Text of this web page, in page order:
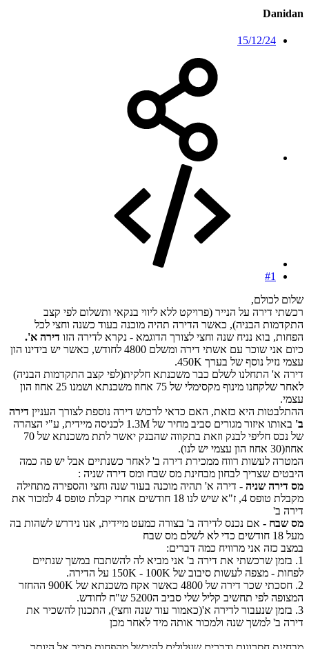
Danidan
15/12/24
#1
שלום לכולם,
רכשתי דירה על הנייר (פרויקט ללא ליווי בנקאי ותשלום לפי קצב
התקדמות הבניה), כאשר הדירה תהיה מוכנה בעוד כשנה וחצי לכל
הפחות, בוא נניח שנה וחצי לצורך הדוגמא - נקרא לדירה הזו דירה א'.
כיום אני שוכר עם אשתי דירה ומשלם 4800 לחודש, כאשר יש בידינו הון
עצמי נזיל נוסף של בערך 450K.
דירה א' התחלנו לשלם כבר משכנתא חלקית(לפי קצב התקדמות הבניה)
לאחר שלקחנו מינוף מקסימלי של 75 אחוז משכנתא ושמנו 25 אחוז הון
עצמי.
ההתלבטות היא כזאת, האם כדאי לרכוש דירה נוספת לצורך העניין דירה
ב'
באותו איזור מגורים סביב מחיר של 1.3M לכניסה מיידית, ע"י הצהרה
של נכס חליפי לבנק וזאת בתקווה שהבנק יאשר לתת משכנתא של 70
אחוז(30 אחוז הון עצמי יש לנו).
המטרה לעשות רווח ממכירת דירה ב' לאחר כשנתיים אבל יש פה כמה
היבטים שצריך לבחון מבחינת מס שבח ומס דירה שניה :
מס דירה שניה - דירה א' תהיה מוכנה בעוד שנה וחצי והספירה מתחילה
מקבלת טופס 4, ז"א שיש לנו 18 חודשים אחרי קבלת טופס 4 למכור את
דירה ב'
מס שבח - אם נכנס לדירה ב' בצורה כמעט מיידית, אנו נידרש לשהות בה
מעל 18 חודשים כדי לא לשלם מס שבח
במצב כזה אני מרוויח כמה דברים:
1. בזמן שרכשתי את דירה ב' אני מביא לה להשתבח במשך שנתיים
לפחות - מצפה לעשות סיבוב של 150K - 100K על הדירה.
2. חסכתי שכר דירה של 4800 כאשר אקח משכנתא של 900K ההחזר
המצופה לפי תחשיב קליל שלי סביב ה5200 ש"ח לחודש.
3. בזמן שנעבור לדירה א'(כאמור עוד שנה וחצי), התכנון להשכיר את
דירה ב' למשך שנה ולמכור אותה מיד לאחר מכן